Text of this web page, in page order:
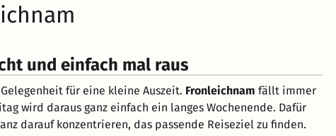
und einfach mal raus
für eine kleine Auszeit. Fronleichnam fällt immer
wird daraus ganz einfach ein langes Wochenende. Dafür
darauf konzentrieren, das passende Reiseziel zu finden.